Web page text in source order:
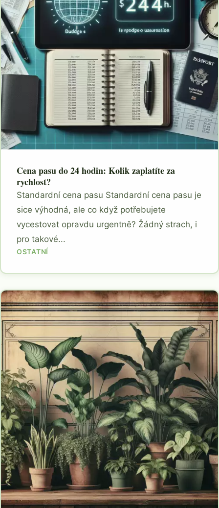
Cena pasu do 24 hodin: Kolik zaplatíte za
rychlost?
Standardní cena pasu Standardní cena pasu je
sice výhodná, ale co když potřebujete
vycestovat opravdu urgentně? Žádný strach, i
pro takové...
OSTATNÍ